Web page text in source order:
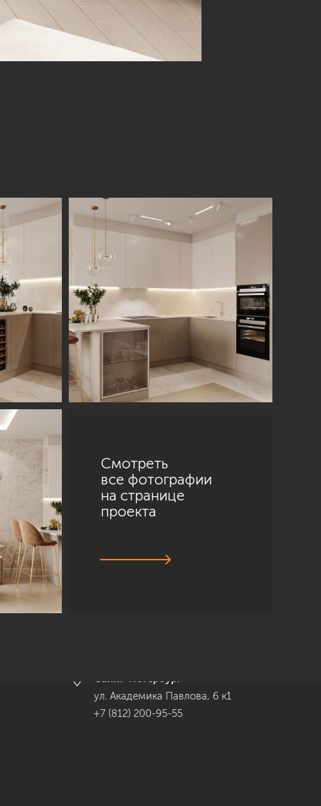
Смотреть
все фотографии
на странице
проекта
Санкт-Петербург
ул. Академика Павлова, 6 к1
+7 (812) 200-95-55